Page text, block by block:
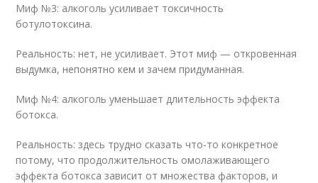
Миф №3: алкоголь усиливает токсичность
ботулотоксина.
Реальность: нет, не усиливает. Этот миф — откровенная
выдумка, непонятно кем и зачем придуманная.
Миф №4: алкоголь уменьшает длительность эффекта
ботокса.
Реальность: здесь трудно сказать что-то конкретное
потому, что продолжительность омолаживающего
эффекта ботокса зависит от множества факторов, и